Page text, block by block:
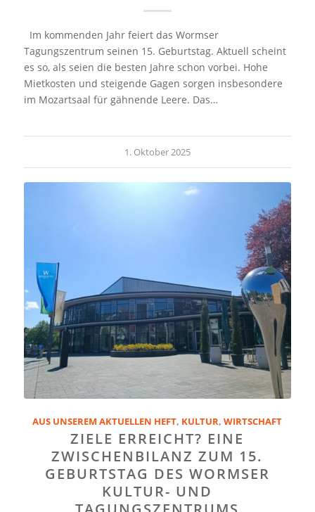
Im kommenden Jahr feiert das Wormser
Tagungszentrum seinen 15. Geburtstag. Aktuell scheint
es so, als seien die besten Jahre schon vorbei. Hohe
Mietkosten und steigende Gagen sorgen insbesondere
im Mozartsaal für gähnende Leere. Das…
1. Oktober 2025
AUS UNSEREM AKTUELLEN HEFT, KULTUR,WIRTSCHAFT
ZIELE ERREICHT? EINE
ZWISCHENBILANZ ZUM 15.
GEBURTSTAG DES WORMSER
KULTUR- UND